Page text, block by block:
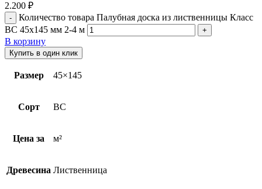
2.200 ₽
Количество товара Палубная доска из лиственницы Класс
ВС 45х145 мм 2-4 м
В корзину
Купить в один клик
Размер 45×145
Сорт BC
Цена за м²
Древесина Лиственница